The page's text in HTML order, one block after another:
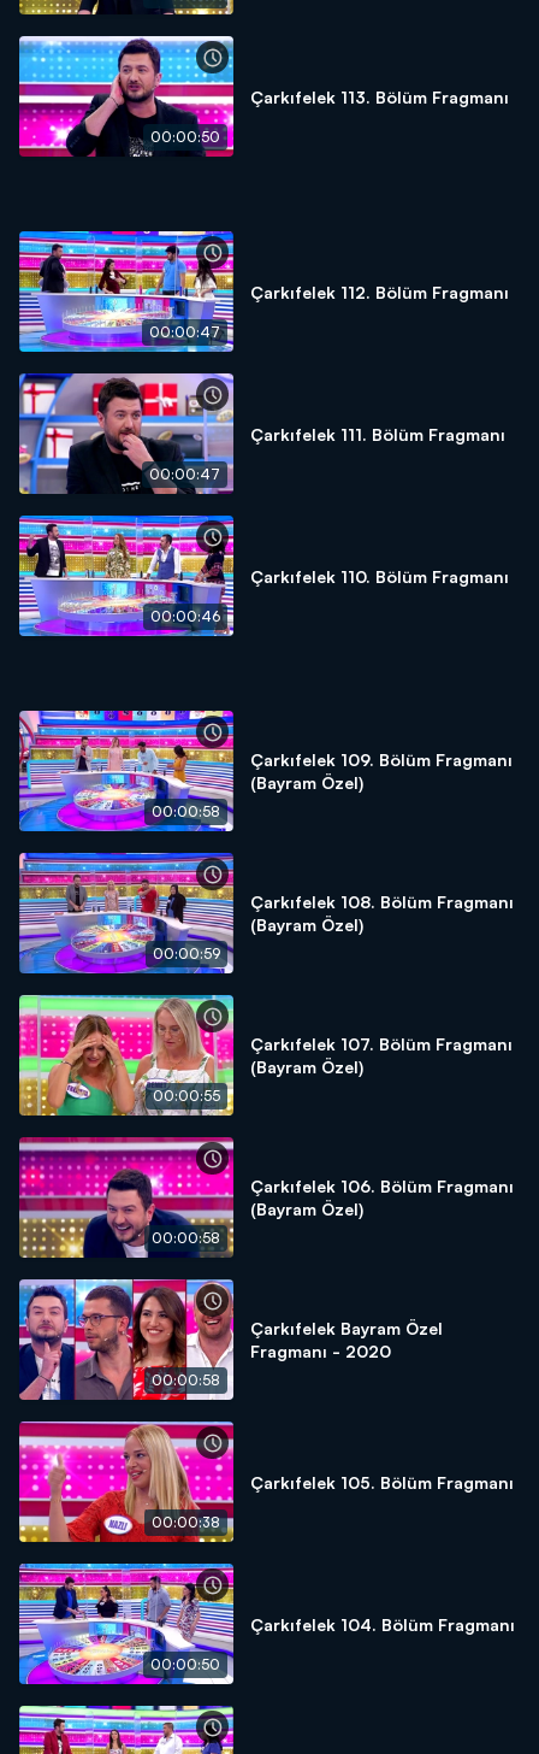
00:00:50
Çarkıfelek 113. Bölüm Fragmanı
00:00:47
Çarkıfelek 112. Bölüm Fragmanı
00:00:47
Çarkıfelek 111. Bölüm Fragmanı
00:00:46
Çarkıfelek 110. Bölüm Fragmanı
00:00:58
Çarkıfelek 109. Bölüm Fragmanı
(Bayram Özel)
00:00:59
Çarkıfelek 108. Bölüm Fragmanı
(Bayram Özel)
00:00:55
Çarkıfelek 107. Bölüm Fragmanı
(Bayram Özel)
00:00:58
Çarkıfelek 106. Bölüm Fragmanı
(Bayram Özel)
00:00:58
Çarkıfelek Bayram Özel
Fragmanı - 2020
00:00:38
Çarkıfelek 105. Bölüm Fragmanı
00:00:50
Çarkıfelek 104. Bölüm Fragmanı